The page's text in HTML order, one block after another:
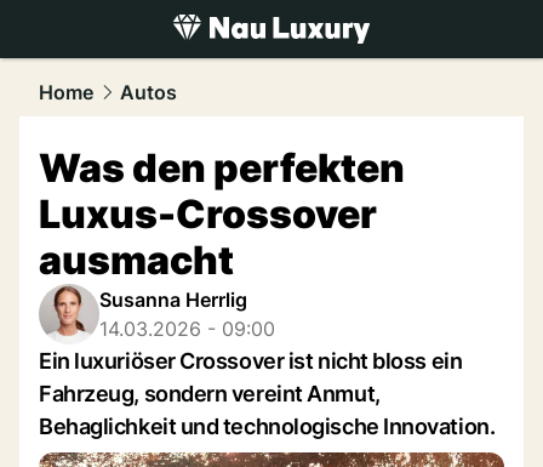
luxury.NAU.ch
Home Autos
Was den perfekten
Luxus-Crossover
ausmacht
Susanna Herrlig
14.03.2026 - 09:00
Ein luxuriöser Crossover ist nicht bloss ein
Fahrzeug, sondern vereint Anmut,
Behaglichkeit und technologische Innovation.